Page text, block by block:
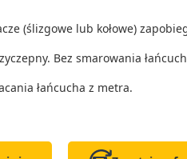
(ślizgowe lub kołowe)
Bez smarowania
łańcucha z metra.